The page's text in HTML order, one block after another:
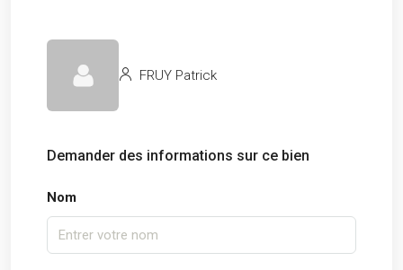
FRUY Patrick
Demander des informations sur ce bien
Nom